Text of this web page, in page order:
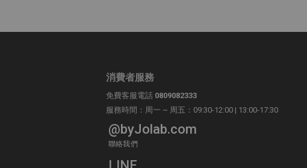
消費者服務
免費客服電話 0809082333
服務時間：周一 ~ 周五：09:30-12:00 | 13:00-17:30
@byJolab.com
聯絡我們